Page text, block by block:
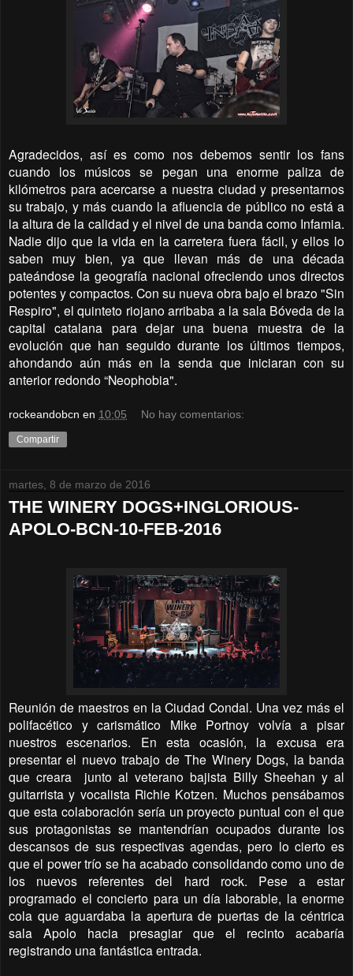
Agradecidos, así es como nos debemos sentir los fans
cuando los músicos se pegan una enorme paliza de
kilómetros para acercarse a nuestra ciudad y presentarnos
su trabajo, y más cuando la afluencia de público no está a
la altura de la calidad y el nivel de una banda como Infamia.
Nadie dijo que la vida en la carretera fuera fácil, y ellos lo
saben muy bien, ya que llevan más de una década
pateándose la geografía nacional ofreciendo unos directos
potentes y compactos. Con su nueva obra bajo el brazo "Sin
Respiro", el quinteto riojano arribaba a la sala Bóveda de la
capital catalana para dejar una buena muestra de la
evolución que han seguido durante los últimos tiempos,
ahondando aún más en la senda que iniciaran con su
anterior redondo “Neophobia".
rockeandobcn en 10:05 No hay comentarios:
Compartir
martes, 8 de marzo de 2016
THE WINERY DOGS+INGLORIOUS-
APOLO-BCN-10-FEB-2016
Reunión de maestros en la Ciudad Condal. Una vez más el
polifacético y carismático Mike Portnoy volvía a pisar
nuestros escenarios. En esta ocasión, la excusa era
presentar el nuevo trabajo de The Winery Dogs, la banda
que creara junto al veterano bajista Billy Sheehan y al
guitarrista y vocalista Richie Kotzen. Muchos pensábamos
que esta colaboración sería un proyecto puntual con el que
sus protagonistas se mantendrían ocupados durante los
descansos de sus respectivas agendas, pero lo cierto es
que el power trío se ha acabado consolidando como uno de
los nuevos referentes del hard rock. Pese a estar
programado el concierto para un día laborable, la enorme
cola que aguardaba la apertura de puertas de la céntrica
sala Apolo hacia presagiar que el recinto acabaría
registrando una fantástica entrada.